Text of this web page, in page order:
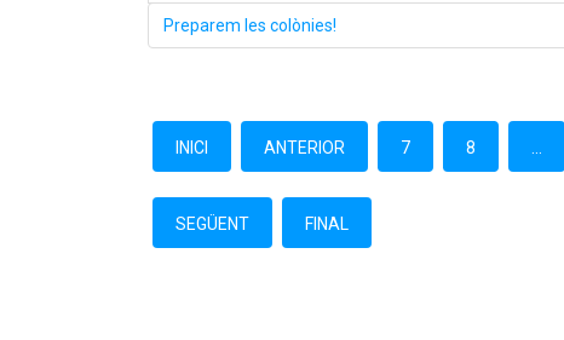
Preparem les colònies!
INICI ANTERIOR 7 8
SEGÜENT FINAL